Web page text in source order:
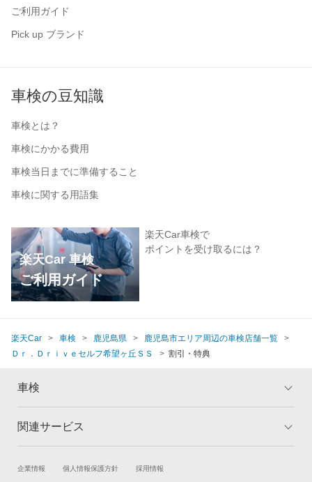
ご利用ガイド
Pick up ブランド
車検の豆知識
車検とは？
車検にかかる費用
車検当日までに準備すること
車検に関する用語集
楽天Car 車検
ご利用ガイド
楽天Car車検で
ポイントを受け取るには？
楽天Car 車検 鹿児島県
鹿児島市エリア周辺の車検店舗一覧
Ｄｒ．Ｄｒｉｖｅセルフ希望ヶ丘ＳＳ
割引・特典
車検
トップ
車検の基礎知識 キャンペーン一覧
関連サービス
試乗・商談 新車購入
企業情報 個人情報保護方針 採用情報